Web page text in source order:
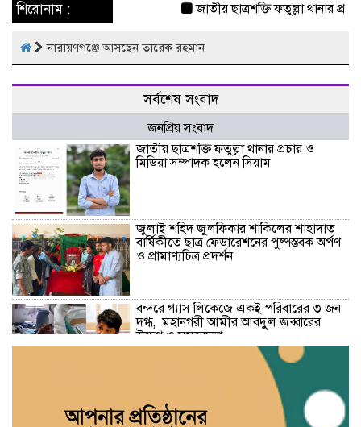
শিরোনাম : জাতীয় ছাত্রশক্তি ফতুল্লা থানার
নারায়ণগঞ্জে আসছেন তারেক রহমান
সর্বশেষ সংবাদ
জনপ্রিয় সংবাদ
জাতীয় ছাত্রশক্তি ফতুল্লা থানার প্রচার ও
মিডিয়া সম্পাদক হলেন সিয়াম
​জুলাই শহিদ জুলফিকার শাকিলের শাহাদাত
বার্ষিকীতে ছাত্র ফেডারেশনের পুষ্পস্তবক অর্পণ
ও প্রামাণ্যচিত্র প্রদর্শন
বন্দরে গ্যাস লিকেজে একই পরিবারের ৩ জন
দগ্ধ, মহানগরী আমীর আবদুুল জব্বারের
উদ্বেগ ও সমবেদনা
মাদক ও ছিনতাই এর বিরুদ্ধে ১নং বাবুরাইলে
প্রস্তুতিমূলক আলোচনা সভা